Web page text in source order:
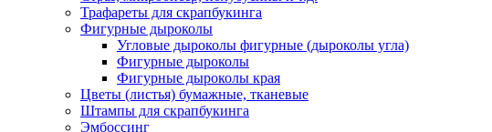
Трафареты для скрапбукинга
Фигурные дыроколы
Угловые дыроколы фигурные (дыроколы угла)
Фигурные дыроколы
Фигурные дыроколы края
Цветы (листья) бумажные, тканевые
Штампы для скрапбукинга
Эмбоссинг